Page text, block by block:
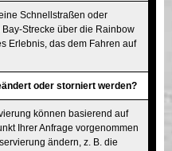
Schnellstraßen oder
Strecke über die Rainbow
Erlebnis, das dem Fahren auf
oder storniert werden?
können basierend auf
Ihrer Anfrage vorgenommen
ändern, z. B. die